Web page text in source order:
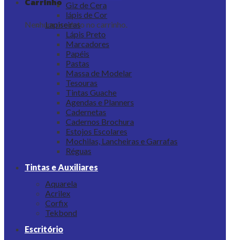
Nenhum produto no carrinho.
Giz de Cera
lápis de Cor
Lapiseiras
Lápis Preto
Marcadores
Papéis
Pastas
Massa de Modelar
Tesouras
Tintas Guache
Agendas e Planners
Cadernetas
Cadernos Brochura
Estojos Escolares
Mochilas, Lancheiras e Garrafas
Réguas
Tintas e Auxiliares
Aquarela
Acrilex
Corfix
Tekbond
Escritório